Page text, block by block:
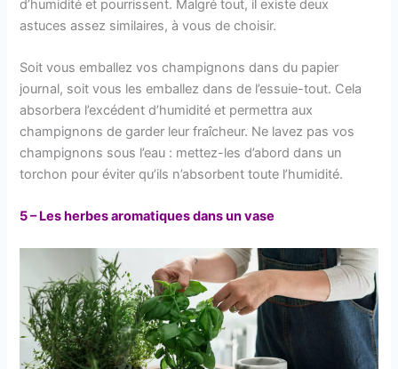
d’humidité et pourrissent. Malgré tout, il existe deux
astuces assez similaires, à vous de choisir.
Soit vous emballez vos champignons dans du papier
journal, soit vous les emballez dans de l’essuie-tout. Cela
absorbera l’excédent d’humidité et permettra aux
champignons de garder leur fraîcheur. Ne lavez pas vos
champignons sous l’eau : mettez-les d’abord dans un
torchon pour éviter qu’ils n’absorbent toute l’humidité.
5 – Les herbes aromatiques dans un vase